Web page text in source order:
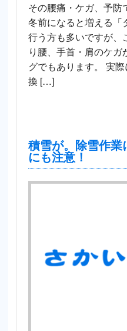
その腰痛・ケガ、予防
冬前になると増える「
行う方も多いですが、
り腰、手首・肩のケ
グでもあります。 実
換 […]
積雪が。除雪作
にも注意！